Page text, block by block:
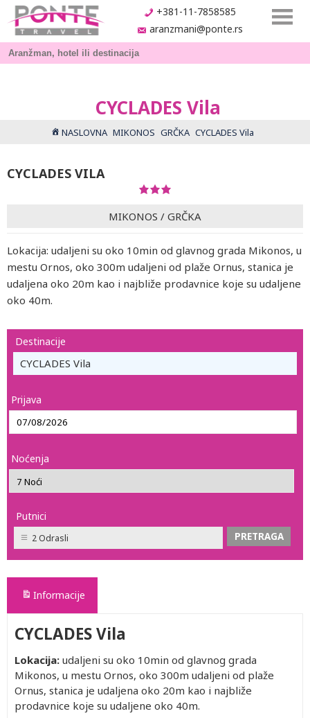
+381-11-7858585
aranzmani@ponte.rs
CYCLADES Vila
NASLOVNA MIKONOS GRČKA CYCLADES Vila
CYCLADES VILA
MIKONOS / GRČKA
Lokacija: udaljeni su oko 10min od glavnog grada Mikonos, u
mestu Ornos, oko 300m udaljeni od plaže Ornus, stanica je
udaljena oko 20m kao i najbliže prodavnice koje su udaljene
oko 40m.
Destinacije
CYCLADES Vila
Prijava
Noćenja
Putnici
2 Odrasli
Informacije
CYCLADES Vila
Lokacija: udaljeni su oko 10min od glavnog grada
Mikonos, u mestu Ornos, oko 300m udaljeni od plaže
Ornus, stanica je udaljena oko 20m kao i najbliže
prodavnice koje su udaljene oko 40m.